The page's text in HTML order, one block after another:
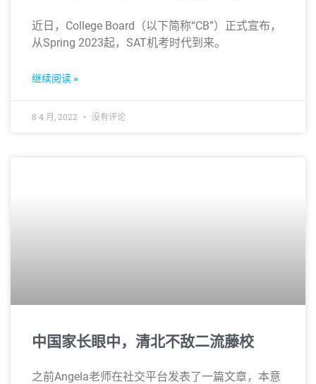
近日，College Board（以下简称“CB”）正式宣布，
从Spring 2023起，SAT机考时代到来。
继续阅读 »
8 4 月, 2022 没有评论
中国家长眼中，清北不敌二流藤校
之前Angela老师在社交平台发表了一篇文章，本意